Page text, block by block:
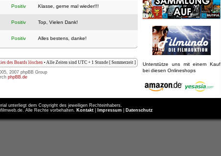
Positiv Klasse, gerne mal wieder!!!
Positiv Top, Vielen Dank!
Positiv Alles bestens, danke!
des Boards löschen • Alle Zeiten sind UTC + 1 Stunde [ Sommerzeit ]
2007 phpBB Group
phpBB.de
Unterstütze uns mit einem Kauf
bei diesen Onlineshops
unterliegt dem Copyright des jeweiligen Rechteinhabers.
Alle Rechte vorbehalten.
Kontakt Impressum Datenschutz